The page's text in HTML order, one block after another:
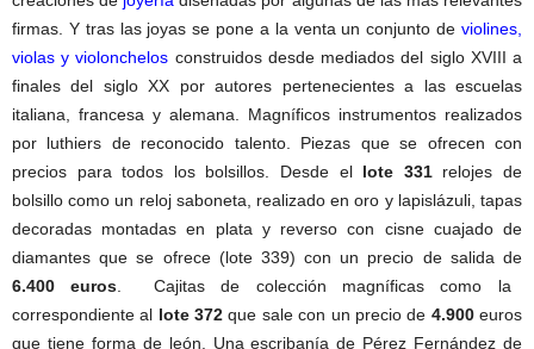
firmas. Y tras las joyas se pone a la venta un conjunto de violines,
violas y violonchelos construidos desde mediados del siglo XVIII a
finales del siglo XX por autores pertenecientes a las escuelas
italiana, francesa y alemana. Magníficos instrumentos realizados
por luthiers de reconocido talento. Piezas que se ofrecen con
precios para todos los bolsillos. Desde ellote 331relojes de
bolsillo como un reloj saboneta, realizado en oro y lapislázuli, tapas
decoradas montadas en plata y reverso con cisne cuajado de
diamantes que se ofrece (lote 339) con un precio de salida de
6.400 euros . Cajitas de colección magníficas como la
correspondiente al lote 372 que sale con un precio de 4.900euros
que tiene forma de león. Una escribanía de Pérez Fernández de